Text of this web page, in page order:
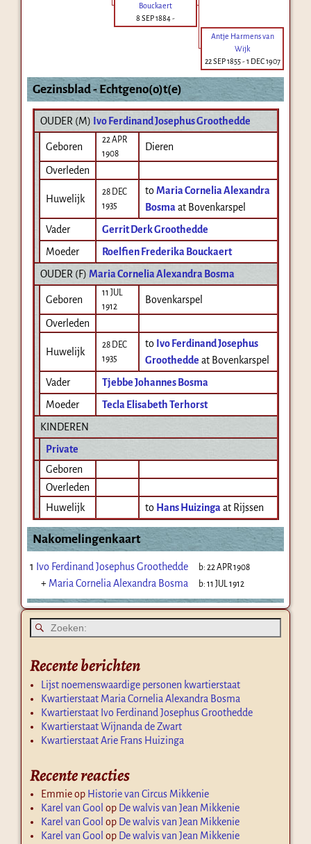
Bouckaert
8 SEP 1884-
Antje Harmens van
Wijk
22 SEP 1855-1 DEC 1907
Gezinsblad - Echtgeno(o)t(e)
OUDER (M) Ivo Ferdinand Josephus Groothedde
Geboren
22 APR
1908
Dieren
Overleden
Huwelijk
28 DEC
1935
toMaria Cornelia Alexandra
Bosma at Bovenkarspel
Vader
Gerrit Derk Groothedde
Moeder
Roelfien Frederika Bouckaert
OUDER (F) Maria Cornelia Alexandra Bosma
Geboren
11 JUL
1912
Bovenkarspel
Overleden
Huwelijk
28 DEC
1935
to Ivo Ferdinand Josephus
Groothedde at Bovenkarspel
Vader
Tjebbe Johannes Bosma
Moeder
Tecla Elisabeth Terhorst
KINDEREN
Private
Geboren
Overleden
Huwelijk
to Hans Huizinga at Rijssen
Nakomelingenkaart
1 Ivo Ferdinand Josephus Groothedde b:22 APR 1908
+ Maria Cornelia Alexandra Bosma b:11 JUL 1912
Recente berichten
Lijst noemenswaardige personen kwartierstaat
Kwartierstaat Maria Cornelia Alexandra Bosma
Kwartierstaat Ivo Ferdinand Josephus Groothedde
Kwartierstaat Wijnanda de Zwart
Kwartierstaat Arie Frans Huizinga
Recente reacties
Emmieop Historie van Circus Mikkenie
Karel van Gool op De walvis van Jean Mikkenie
Karel van Gool op De walvis van Jean Mikkenie
Karel van Gool op De walvis van Jean Mikkenie